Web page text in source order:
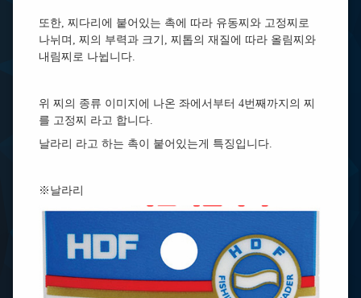
또한, 찌다리에 붙어있는 촉에 따라 유동찌와 고정찌로
나뉘며, 찌의 부력과 크기, 찌톱의 재질에 따라 올림찌와
내림찌로 나뉩니다.
위 찌의 종류 이미지에 나온 좌에서부터 4번째까지의 찌
를 고정찌 라고 합니다.
날라리 라고 하는 촉이 붙어있는게 특징입니다.
※날라리